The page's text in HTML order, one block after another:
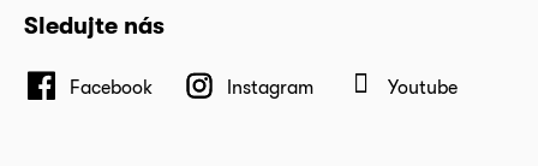
Sledujte nás
Facebook Instagram Youtube